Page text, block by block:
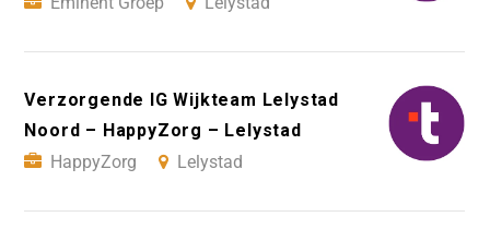
Verzorgende IG Wijkteam Lelystad
Noord – HappyZorg – Lelystad
HappyZorg
Lelystad